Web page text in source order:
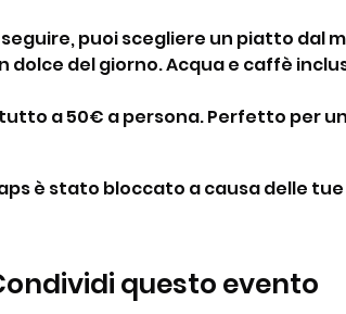
seguire, puoi scegliere un piatto dal
dolce del giorno. Acqua e caffè
a 50€ a persona. Perfetto per
è stato bloccato a causa delle
questo evento